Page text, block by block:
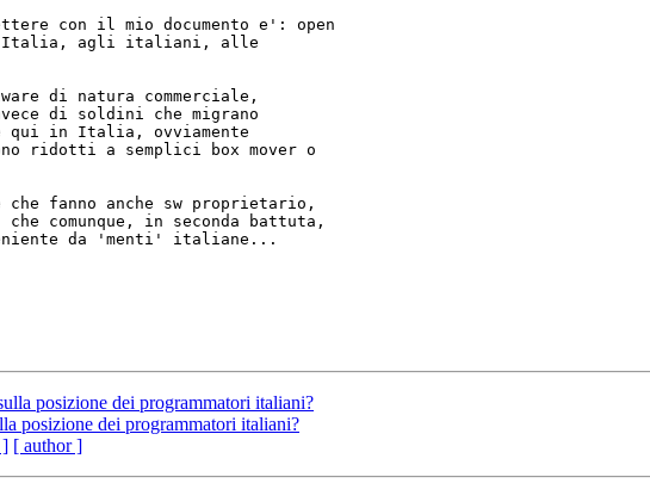
con il mio documento e': open
in Italia, agli italiani, alle
di natura commerciale,
di soldini che migrano
qui in Italia, ovviamente
ridotti a semplici box mover o
fanno anche sw proprietario,
comunque, in seconda battuta,
da 'menti' italiane...
posizione dei programmatori italiani?
posizione dei programmatori italiani?
] [ author ]